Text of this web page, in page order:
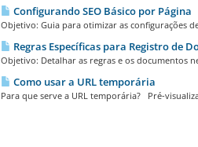
Configurando SEO Básico por Página
Objetivo: Guia para otimizar as configurações
Regras Específicas para Registro de
Objetivo: Detalhar as regras e os documentos
Como usar a URL temporária
Para que serve a URL temporária? Pré-